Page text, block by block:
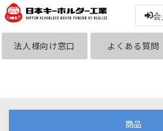
会
法人様向け窓口 よくある質問
商品